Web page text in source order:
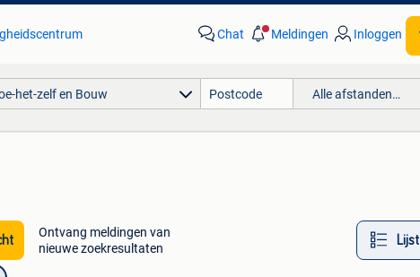
Chat Meldingen Inloggen
het-zelf en Bouw Alle afstanden…
Ontvang meldingen van
nieuwe zoekresultaten
Lijst